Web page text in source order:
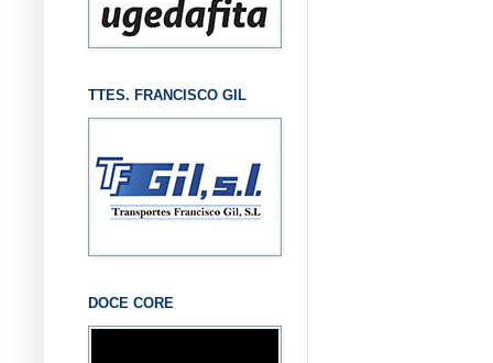
TTES. FRANCISCO GIL
DOCE CORE